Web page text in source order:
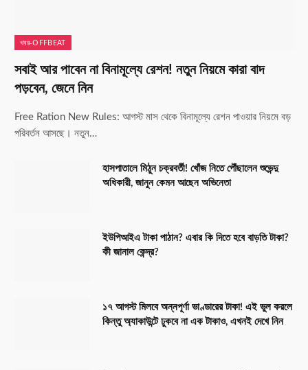
খবর-OFFBEAT
সবাই আর পাবেন না বিনামূল্যে রেশন! নতুন নিয়মে কারা বাদ
পড়বেন, জেনে নিন
Free Ration New Rules: আগস্ট মাস থেকে বিনামূল্যে রেশন পাওয়ার নিয়মে বড়
পরিবর্তন আসছে। নতুন…
হাসপাতালে মিঠুন চক্রবর্তী! খোঁজ নিতে পৌঁছালেন শুভেন্দু
অধিকারী, জানুন কেমন আছেন অভিনেতা
ইউপিআইএ টাকা পাঠান? এবার কি দিতে হবে বাড়তি টাকা?
কী জানাল কেন্দ্র?
১৭ আগস্ট মিলবে অন্নপূর্ণা ভাণ্ডারের টাকা! এই ভুল করলে
কিন্তু অ্যাকাউন্টে ঢুকবে না এক টাকাও, এখনই দেখে নিন